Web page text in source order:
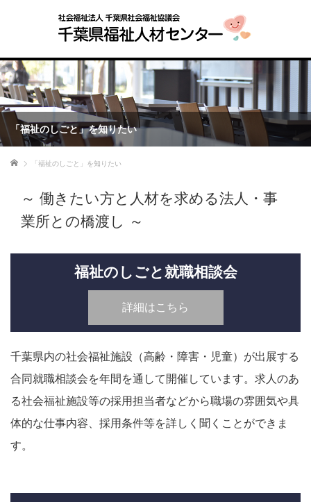
「福祉のしごと」を知りたい
ホーム 「福祉のしごと」を知りたい
～ 働きたい方と人材を求める法人・事
業所との橋渡し ～
福祉のしごと就職相談会
詳細はこちら
千葉県内の社会福祉施設（高齢・障害・児童）が出展する
合同就職相談会を年間を通して開催しています。求人のあ
る社会福祉施設等の採用担当者などから職場の雰囲気や具
体的な仕事内容、採用条件等を詳しく聞くことができま
す。